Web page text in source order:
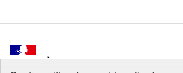
MINISTÈRE